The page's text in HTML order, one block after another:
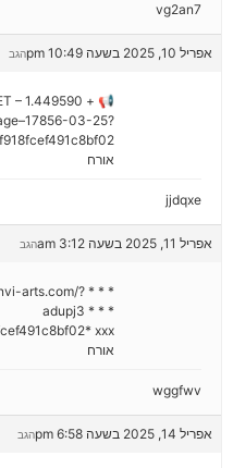
vg2an7
אפריל 10, 2025 בשעה 10:49 pm הגב
–
03-25?
📢
אורח
jjdqxe
אפריל 11, 2025 בשעה 3:12 am הגב
arts.com/?
adupj3 * * *
ххх*
אורח
wggfwv
אפריל 14, 2025 בשעה 6:58 pm הגב